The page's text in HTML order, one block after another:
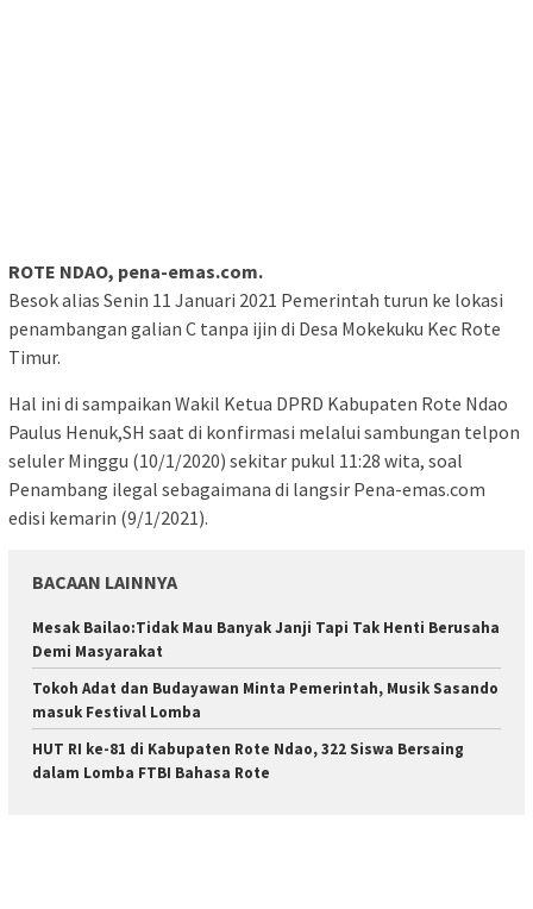
ROTE NDAO, pena-emas.com.
Besok alias Senin 11 Januari 2021 Pemerintah turun ke lokasi
penambangan galian C tanpa ijin di Desa Mokekuku Kec Rote
Timur.
Hal ini di sampaikan Wakil Ketua DPRD Kabupaten Rote Ndao
Paulus Henuk,SH saat di konfirmasi melalui sambungan telpon
seluler Minggu (10/1/2020) sekitar pukul 11:28 wita, soal
Penambang ilegal sebagaimana di langsir Pena-emas.com
edisi kemarin (9/1/2021).
BACAAN LAINNYA
Mesak Bailao:Tidak Mau Banyak Janji Tapi Tak Henti Berusaha
Demi Masyarakat
Tokoh Adat dan Budayawan Minta Pemerintah, Musik Sasando
masuk Festival Lomba
HUT RI ke-81 di Kabupaten Rote Ndao, 322 Siswa Bersaing
dalam Lomba FTBI Bahasa Rote